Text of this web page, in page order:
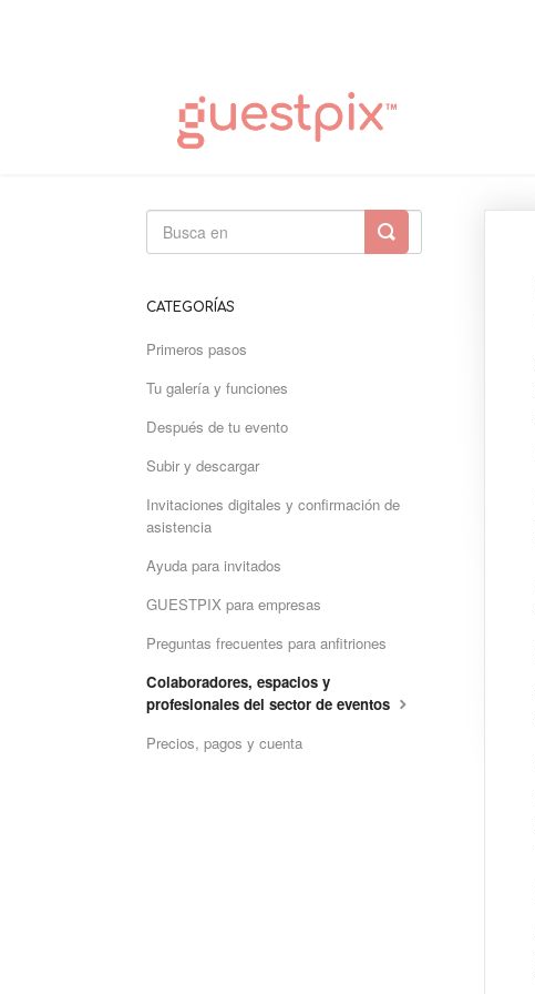
Alternar
búsqueda
CATEGORÍAS
Primeros pasos
Tu galería y funciones
Después de tu evento
Subir y descargar
Invitaciones digitales y confirmación de
asistencia
Ayuda para invitados
GUESTPIX para empresas
Preguntas frecuentes para anfitriones
Colaboradores, espacios y
profesionales del sector de eventos
Precios, pagos y cuenta